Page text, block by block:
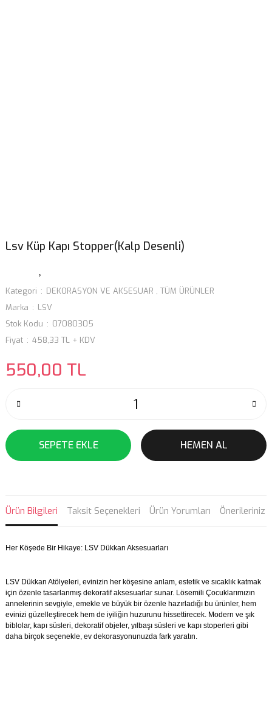
Lsv Küp Kapı Stopper(Kalp Desenli)
Kategori DEKORASYON VE AKSESUAR , TÜM ÜRÜNLER
Marka
LSV
Stok Kodu
07080305
Fiyat
458,33 TL + KDV
550,00 TL
SEPETE EKLE HEMEN AL
Ürün Bilgileri Taksit Seçenekleri Ürün Yorumları Önerileriniz
Her Köşede Bir Hikaye: LSV Dükkan Aksesuarları
LSV Dükkan Atölyeleri, evinizin her köşesine anlam, estetik ve sıcaklık katmak
için özenle tasarlanmış dekoratif aksesuarlar sunar. Lösemili Çocuklarımızın
annelerinin sevgiyle, emekle ve büyük bir özenle hazırladığı bu ürünler, hem
evinizi güzelleştirecek hem de iyiliğin huzurunu hissettirecek. Modern ve şık
biblolar, kapı süsleri, dekoratif objeler, yılbaşı süsleri ve kapı stoperleri gibi
daha birçok seçenekle, ev dekorasyonunuzda fark yaratın.